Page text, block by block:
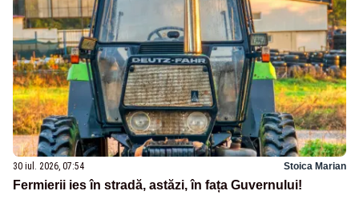
30 iul. 2026, 07:54 Stoica Marian
Fermierii ies în stradă, astăzi, în fața Guvernului!